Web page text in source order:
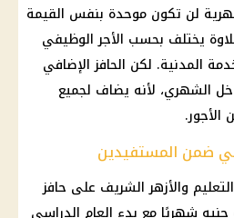
لن تكون موحدة بنفس القيمة
يختلف بحسب الأجر الوظيفي
المدنية. لكن الحافز الإضافي
الشهري، لأنه يضاف لجميع
الأجور.
ضمن المستفيدين
والأزهر الشريف على حافز
شهريًا مع بدء العام الدراسي